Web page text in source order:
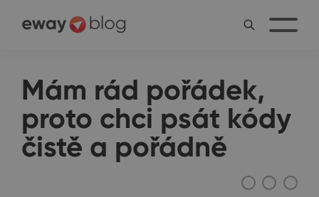
Mám rád pořádek,
proto chci psát kódy
čistě a pořádně